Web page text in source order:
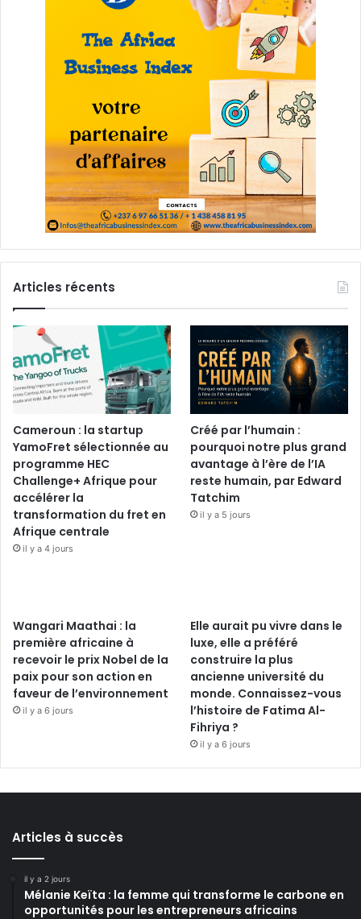
Articles récents
Cameroun : la startup
YamoFret sélectionnée au
programme HEC
Challenge+ Afrique pour
accélérer la
transformation du fret en
Afrique centrale
il y a 4 jours
Créé par l’humain :
pourquoi notre plus grand
avantage à l’ère de l’IA
reste humain, par Edward
Tatchim
il y a 5 jours
Wangari Maathai : la
première africaine à
recevoir le prix Nobel de la
paix pour son action en
faveur de l’environnement
il y a 6 jours
Elle aurait pu vivre dans le
luxe, elle a préféré
construire la plus
ancienne université du
monde. Connaissez-vous
l’histoire de Fatima Al-
Fihriya ?
il y a 6 jours
Articles à succès
il y a 2 jours
Mélanie Keïta : la femme qui transforme le carbone en
opportunités pour les entrepreneurs africains